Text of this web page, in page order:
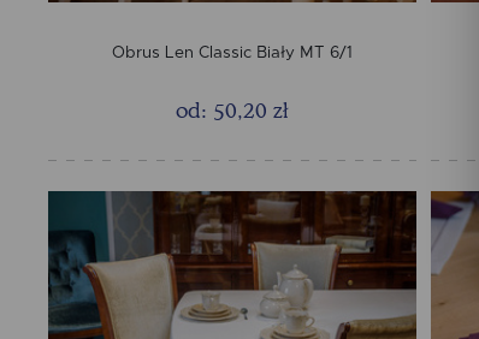
Obrus Len Classic Biały MT 6/1
od: 50,20 zł